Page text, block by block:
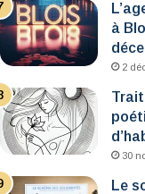
à
2
30
Le